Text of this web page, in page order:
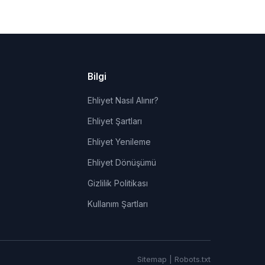
Bilgi
Ehliyet Nasıl Alınır?
Ehliyet Şartları
Ehliyet Yenileme
Ehliyet Dönüşümü
Gizlilik Politikası
Kullanım Şartları
Sitemap Robots.txt